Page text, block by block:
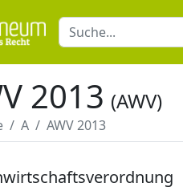
2013 (AWV)
A AWV 2013